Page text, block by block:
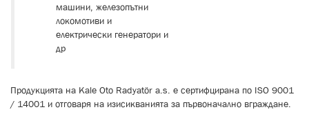
машини, железопътни
локомотиви и
електрически генератори и
др
Продукцията на Kale Oto Radyatör a.s. е сертифциранa по ISO 9001
/ 14001 и отговаря на изисикванията за първоначално вграждане.